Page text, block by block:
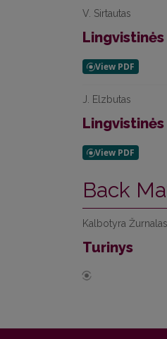
V. Sirtautas
J. Elzbutas
Back
Kalbotyra Žurnalas
Turinys